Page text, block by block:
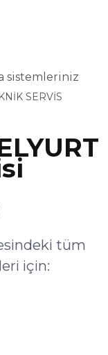
sistemleriniz
SERVİS
tüm
için: